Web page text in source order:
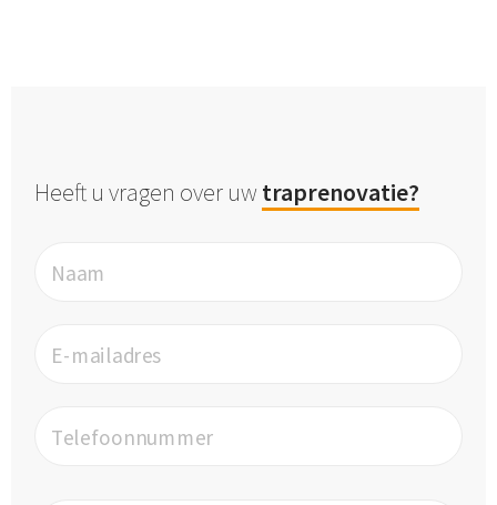
Heeft u vragen over uwtraprenovatie?
Naam
E-mailadres
Telefoonnummer